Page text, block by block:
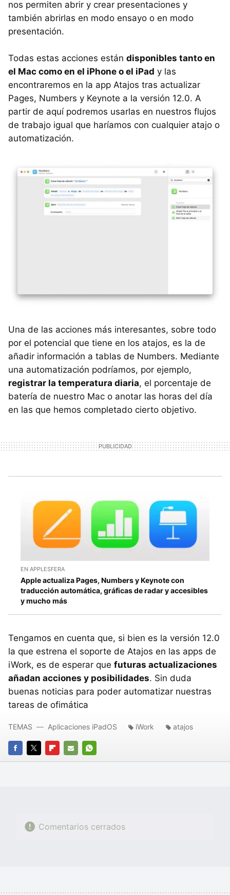
nos permiten abrir y crear presentaciones y
también abrirlas en modo ensayo o en modo
presentación.
Todas estas acciones están disponibles tanto en
el Mac como en el iPhone o el iPad y las
encontraremos en la app Atajos tras actualizar
Pages, Numbers y Keynote a la versión 12.0. A
partir de aquí podremos usarlas en nuestros flujos
de trabajo igual que haríamos con cualquier atajo o
automatización.
Una de las acciones más interesantes, sobre todo
por el potencial que tiene en los atajos, es la de
añadir información a tablas de Numbers. Mediante
una automatización podríamos, por ejemplo,
registrar la temperatura diaria, el porcentaje de
batería de nuestro Mac o anotar las horas del día
en las que hemos completado cierto objetivo.
EN APPLESFERA
Apple actualiza Pages, Numbers y Keynote con
traducción automática, gráficas de radar y accesibles
y mucho más
Tengamos en cuenta que, si bien es la versión 12.0
la que estrena el soporte de Atajos en las apps de
iWork, es de esperar que futuras actualizaciones
añadan acciones y posibilidades. Sin duda
buenas noticias para poder automatizar nuestras
tareas de ofimática
FACEBOOK
TWITTERFLIPBOARD
E-
WHATSAPP
TEMAS Aplicaciones iPadOS iWork atajos
Comentarios cerrados